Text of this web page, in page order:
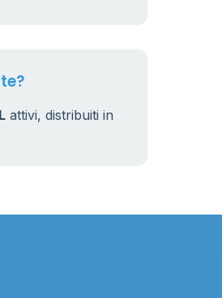
attivi, distribuiti in